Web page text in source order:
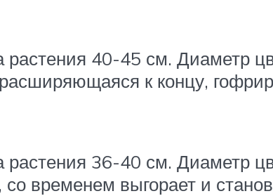
растения 40-45 см. Диаметр
к концу,
растения 36-40 см. Диаметр
временем выгорает и